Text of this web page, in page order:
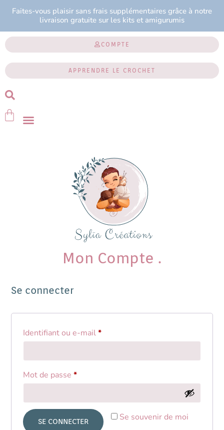
Faites-vous plaisir sans frais supplémentaires grâce à notre
livraison gratuite sur les kits et amigurumis
COMPTE
APPRENDRE LE CROCHET
Mon Compte .
Se connecter
Identifiant ou e-mail*
Mot de passe*
Se souvenir de moi
SE CONNECTER